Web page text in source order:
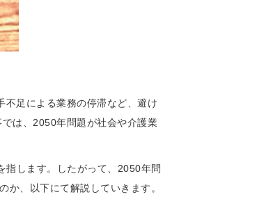
足による業務の停滞など、避け
は、2050年問題が社会や介護業
します。したがって、2050年問
、以下にて解説していきます。